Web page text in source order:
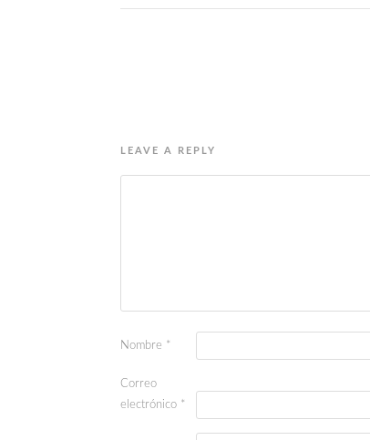
LEAVE A REPLY
Nombre *
Correo
electrónico *